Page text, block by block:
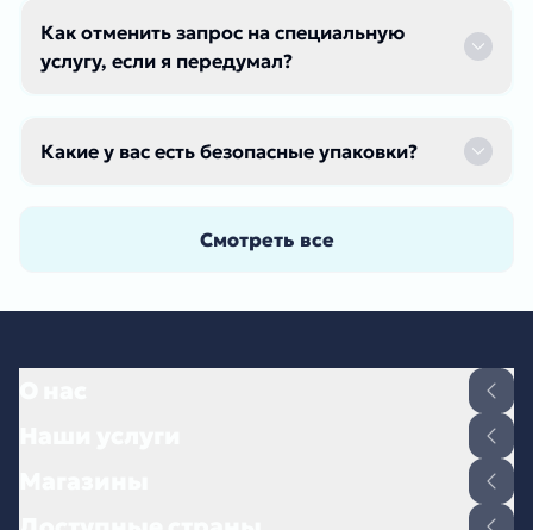
Как отменить запрос на специальную
услугу, если я передумал?
Какие у вас есть безопасные упаковки?
Смотреть все